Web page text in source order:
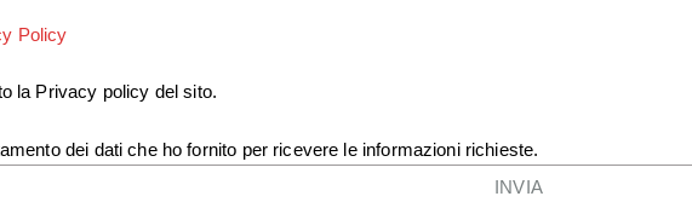
Policy
la Privacy policy del sito.
dei dati che ho fornito per ricevere le informazioni richieste.